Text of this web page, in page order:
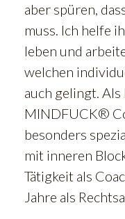
aber spüren,
muss. Ich helfe
leben und
welchen
auch gelingt.
MINDFUCK®
besonders
mit inneren
Tätigkeit als
Jahre als